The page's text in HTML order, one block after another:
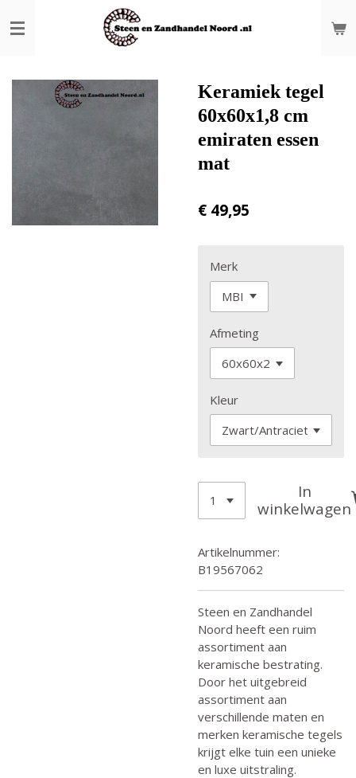
direct
hoofdinhoud
Keramiek tegel
60x60x1,8 cm
emiraten essen
mat
€ 49,95
Merk
Afmeting
Kleur
In
winkelwagen
Artikelnummer:
B19567062
Steen en Zandhandel
Noord heeft een ruim
assortiment aan
keramische bestrating.
Door het uitgebreid
assortiment aan
verschillende maten en
merken keramische tegels
krijgt elke tuin een unieke
en luxe uitstraling.